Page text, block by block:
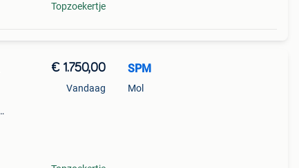
Topzoekertje
€ 1.750,00
Vandaag
SPM
Mol